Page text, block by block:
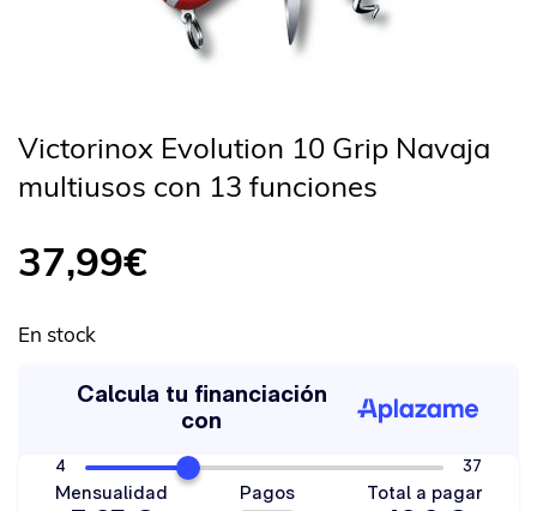
Victorinox Evolution 10 Grip Navaja
multiusos con 13 funciones
37,99€
En stock